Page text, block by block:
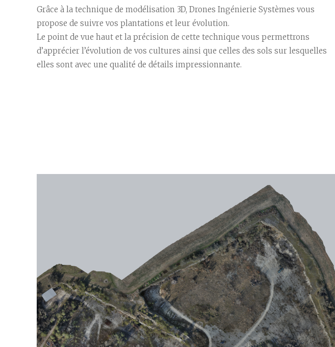
Grâce à la technique de modélisation 3D, Drones Ingénierie Systèmes vous
propose de suivre vos plantations et leur évolution.
Le point de vue haut et la précision de cette technique vous permettrons
d’apprécier l’évolution de vos cultures ainsi que celles des sols sur lesquelles
elles sont avec une qualité de détails impressionnante.